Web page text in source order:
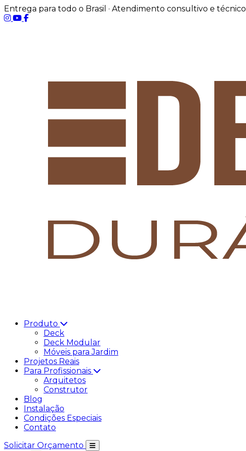
Entrega para todo o Brasil · Atendimento consultivo e técnico
Produto
Deck
Deck Modular
Móveis para Jardim
Projetos Reais
Para Profissionais
Arquitetos
Construtor
Blog
Instalação
Condições Especiais
Contato
Solicitar Orçamento